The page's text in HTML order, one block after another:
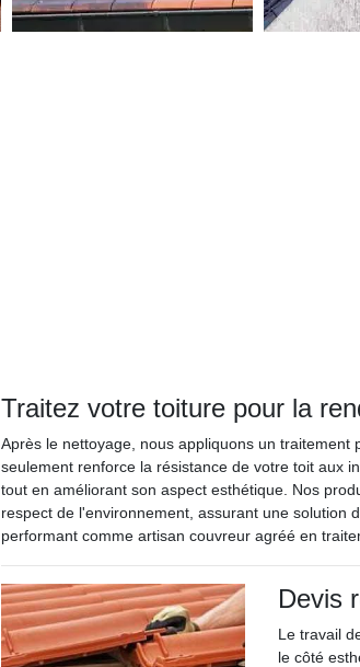
Traitez votre toiture pour la
Après le nettoyage, nous appliquons un
seulement renforce la résistance de votre toit aux
tout en améliorant son aspect esthétique. Nos
respect de l'environnement, assurant une solution
performant comme artisan couvreur agréé en
Devis
Le travail
le côté